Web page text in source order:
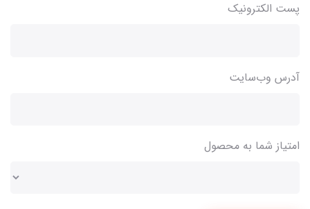
پست الکترونیک
آدرس وب‌سایت
امتیاز شما به محصول